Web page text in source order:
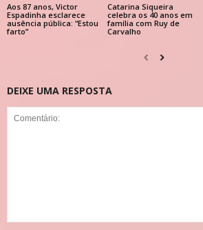
Aos 87 anos, Victor
Espadinha esclarece
ausência pública: “Estou
farto”
Catarina Siqueira
celebra os 40 anos em
família com Ruy de
Carvalho
DEIXE UMA RESPOSTA